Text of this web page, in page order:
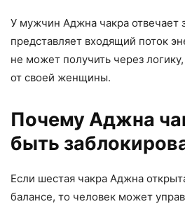
У мужчин Аджна чакра отвечает
представляет входящий поток
не может получить через
от своей женщины.
Почему Аджна
быть
Если шестая чакра Аджна
балансе, то человек может